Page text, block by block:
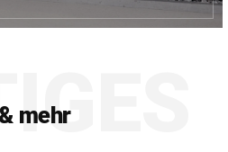
mehr